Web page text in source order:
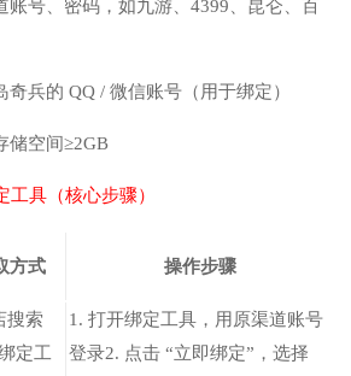
账号、密码，如九游、4399、昆仑、百
兵的 QQ / 微信账号（用于绑定）
储空间≥2GB
工具（核心步骤）
方式 操作步骤
搜索
定工
1. 打开绑定工具，用原渠道账号
登录2. 点击 “立即绑定”，选择